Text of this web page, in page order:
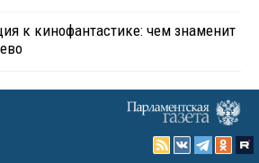
к кинофантастике: чем знаменит